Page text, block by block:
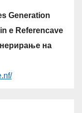
Generation
e Referencave
на